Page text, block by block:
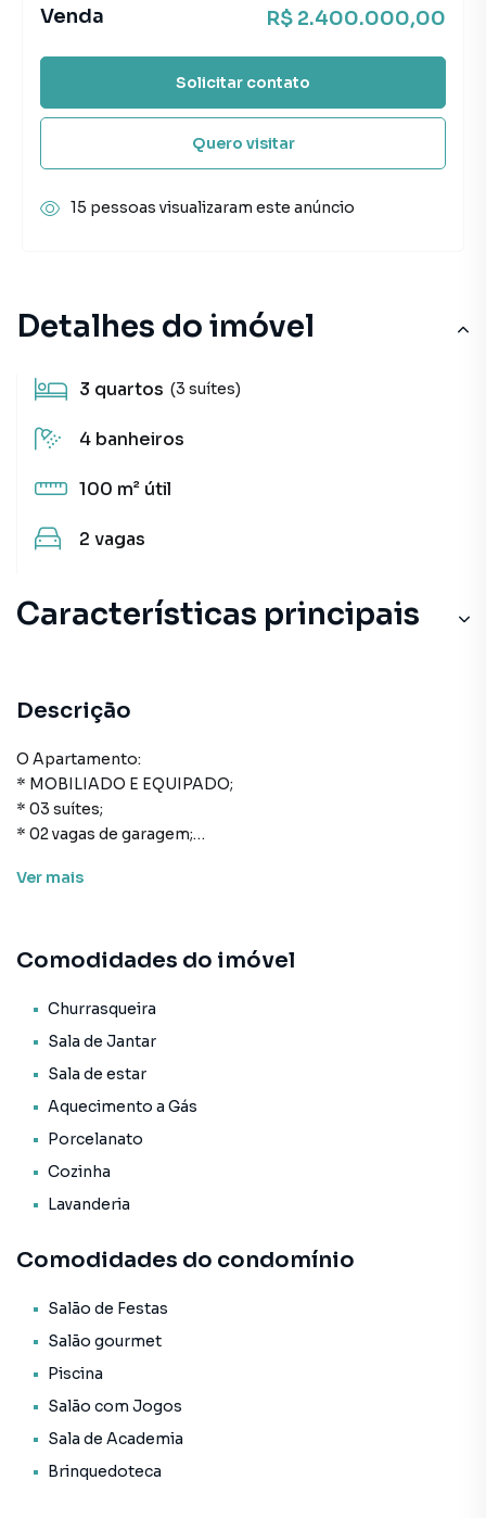
Detalhes do imóvel
3 quartos (3 suítes)
4 banheiros
100 m² útil
2 vagas
Características principais
Descrição
O Apartamento:
* MOBILIADO E EQUIPADO;
* 03 suítes;
* 02 vagas de garagem;
* Cozinha;
* Sala de estar;
* Área churrasqueira;
* Infraestrutura para água quente;
* Porcelanato;
* Ar Condicionado;
* Armário Embutido;
* Móveis Planejados;
* Aquecimento a Gás.
O Empreendimento / Área de lazer:
* Academia;
* Sala de jogos;
* Hall de entrada decorado e mobiliado;
* Rooftop;
* Brinquedoteca;
* Espaço gourmet;
Ver mais
Comodidades do imóvel
Churrasqueira
Sala de Jantar
Sala de estar
Aquecimento a Gás
Porcelanato
Cozinha
Lavanderia
Comodidades do condomínio
Salão de Festas
Salão gourmet
Piscina
Salão com Jogos
Sala de Academia
Brinquedoteca
Venda R$ 2.400.000,00
Solicitar contato
Quero visitar
15 pessoas visualizaram este anúncio